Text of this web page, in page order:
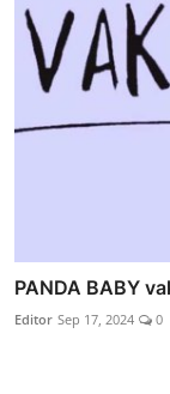
PANDA BABY
Editor Sep 17, 2024 0